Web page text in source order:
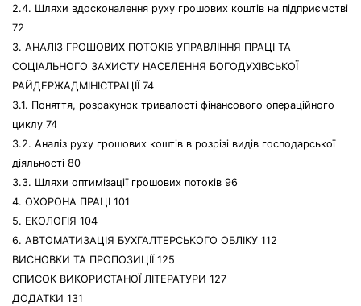
2.4. Шляхи вдосконалення руху грошових коштів на підприємстві
72
3. АНАЛІЗ ГРОШОВИХ ПОТОКІВ УПРАВЛІННЯ ПРАЦІ ТА
СОЦІАЛЬНОГО ЗАХИСТУ НАСЕЛЕННЯ БОГОДУХІВСЬКОЇ
РАЙДЕРЖАДМІНІСТРАЦІЇ 74
3.1. Поняття, розрахунок тривалості фінансового операційного
циклу 74
3.2. Аналіз руху грошових коштів в розрізі видів господарської
діяльності 80
3.3. Шляхи оптимізації грошових потоків 96
4. ОХОРОНА ПРАЦІ 101
5. ЕКОЛОГІЯ 104
6. АВТОМАТИЗАЦІЯ БУХГАЛТЕРСЬКОГО ОБЛІКУ 112
ВИСНОВКИ ТА ПРОПОЗИЦІЇ 125
СПИСОК ВИКОРИСТАНОЇ ЛІТЕРАТУРИ 127
ДОДАТКИ 131